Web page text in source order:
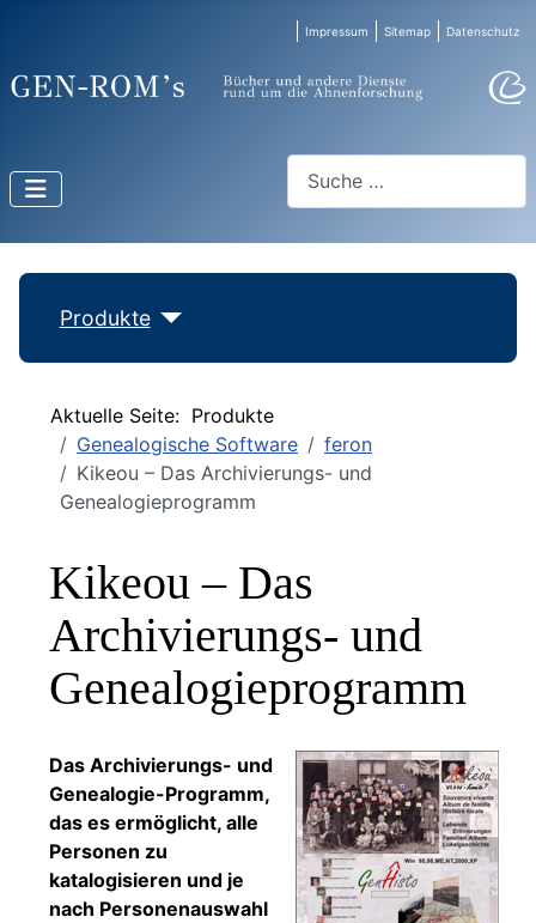
Impressum Sitemap Datenschutz
Produkte
Aktuelle Seite: Produkte
Genealogische Software
feron
Kikeou – Das Archivierungs- und
Genealogieprogramm
Kikeou – Das
Archivierungs- und
Genealogieprogramm
Das Archivierungs- und
Genealogie-Programm,
das es ermöglicht, alle
Personen zu
katalogisieren und je
nach Personenauswahl